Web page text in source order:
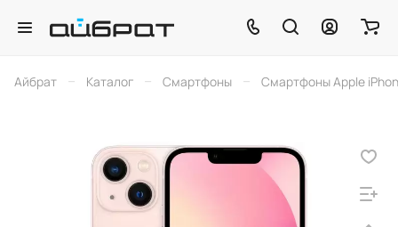
Айбрат – Каталог – Смартфоны – Смартфоны Apple